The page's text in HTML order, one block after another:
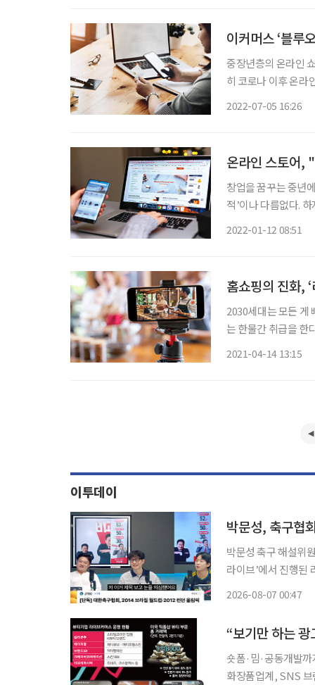
이커머스 ‘블루
중장년층의 온라인
히 코로나 이후 온라
2022-07-05 16:26
온라인 스토어,
창업을 꿈꾸는 중년
적’이나 다름없다.
2022-01-12 08:51
홈쇼핑의 진화,
2030세대는 모든 게
는 한물간 취급을 한
2021-04-14 13:15
이투데이
박문성, 축구협
박문성 축구 해설위원이 대
라이브’에서 진행된
2026-08-07 00:47
숏폼·밈·공동개발
화장품업계, SNS 브랜딩 경쟁 치열 유명 모델을 앞